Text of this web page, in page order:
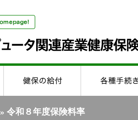
» 令和８年度保険料率